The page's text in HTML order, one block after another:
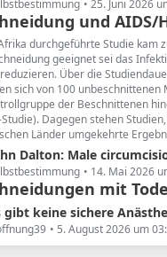
25. Juni 2026
und AIDS/
durchgeführte Studie kam
geeignet sei das
Über die
sich von 100 unbeschnittenen
der Beschnittenen
Dagegen stehen
Länder umgekehrte
Dalton: Male circumcision for HIV -
14. Mai 2026
mit
gibt keine sichere
5. August 2026 um